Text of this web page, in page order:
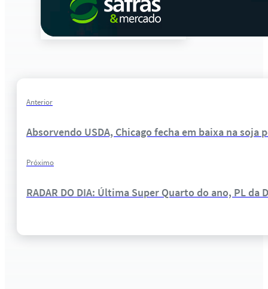
Anterior
Absorvendo USDA, Chicago fecha em baixa na
Próximo
RADAR DO DIA: Última Super Quarto do ano, PL da